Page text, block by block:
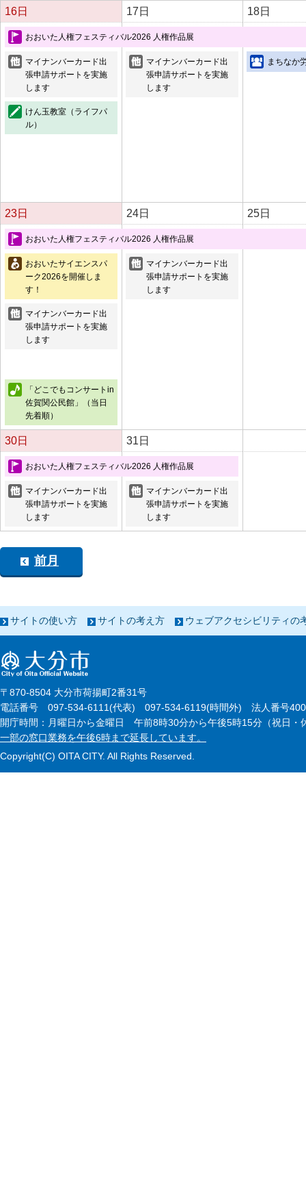
16日 17日 18日
おおいた人権フェスティバル2026 人権作品展
マイナンバーカード出
張申請サポートを実施
します
マイナンバーカード出
張申請サポートを実施
します
まちなか
けん玉教室（ライフパ
ル）
23日 24日 25日
おおいた人権フェスティバル2026 人権作品展
おおいたサイエンスパ
ーク2026を開催しま
す！
マイナンバーカード出
張申請サポートを実施
します
マイナンバーカード出
張申請サポートを実施
します
「どこでもコンサートin
佐賀関公民館」（当日
先着順）
30日 31日
おおいた人権フェスティバル2026 人権作品展
マイナンバーカード出
張申請サポートを実施
します
マイナンバーカード出
張申請サポートを実施
します
前月
サイトの使い方 サイトの考え方 ウェブアクセシビリティの
〒870-8504 大分市荷揚町2番31号
電話番号 097-534-6111(代表) 097-534-6119(時間外) 法人番号
開庁時間：月曜日から金曜日 午前8時30分から午後5時15分（祝日・
一部の窓口業務を午後6時まで延長しています。
Copyright(C) OITA CITY. All Rights Reserved.